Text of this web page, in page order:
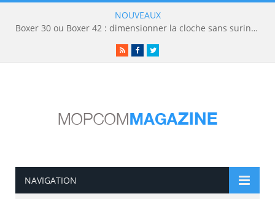
NOUVEAUX
Boxer 30 ou Boxer 42 : dimensionner la cloche sans surinvestir
RSSFacebookTwitter
NAVIGATION